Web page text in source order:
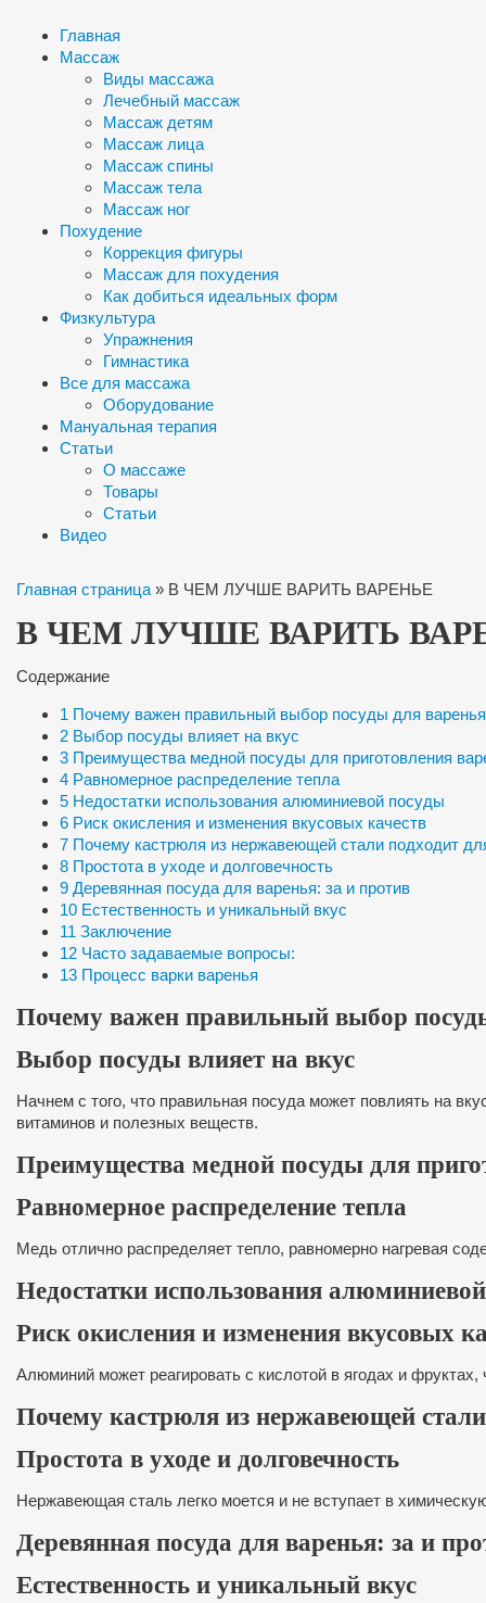
Главная
Массаж
Виды массажа
Лечебный массаж
Массаж детям
Массаж лица
Массаж спины
Массаж тела
Массаж ног
Похудение
Коррекция фигуры
Массаж для похудения
Как добиться идеальных форм
Физкультура
Упражнения
Гимнастика
Все для массажа
Оборудование
Мануальная терапия
Статьи
О массаже
Товары
Статьи
Видео
Главная страница » В ЧЕМ ЛУЧШЕ ВАРИТЬ ВАРЕНЬЕ
В ЧЕМ ЛУЧШЕ ВАРИТЬ
Содержание
1 Почему важен правильный выбор посуды для
2 Выбор посуды влияет на вкус
3 Преимущества медной посуды для приготовления
4 Равномерное распределение тепла
5 Недостатки использования алюминиевой посуды
6 Риск окисления и изменения вкусовых качеств
7 Почему кастрюля из нержавеющей стали подходит
8 Простота в уходе и долговечность
9 Деревянная посуда для варенья: за и против
10 Естественность и уникальный вкус
11 Заключение
12 Часто задаваемые вопросы:
13 Процесс варки варенья
Почему важен правильный выбор
Выбор посуды влияет на вкус
Начнем с того, что правильная посуда может повлиять на
витаминов и полезных веществ.
Преимущества медной посуды для
Равномерное распределение тепла
Медь отлично распределяет тепло, равномерно нагревая
Недостатки использования
Риск окисления и изменения вкусовых
Алюминий может реагировать с кислотой в ягодах и
Почему кастрюля из нержавеющей
Простота в уходе и долговечность
Нержавеющая сталь легко моется и не вступает в
Деревянная посуда для варенья: за и
Естественность и уникальный вкус